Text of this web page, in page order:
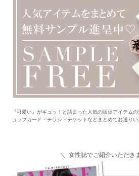
『可愛い』がギュッ！と詰まった人気の販促アイテム
ョップカード・チラシ・チケットなどまとめてお送りい
＼ 女性誌でご紹介いただき